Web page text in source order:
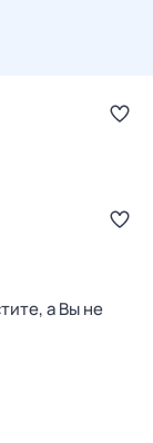
а Вы не